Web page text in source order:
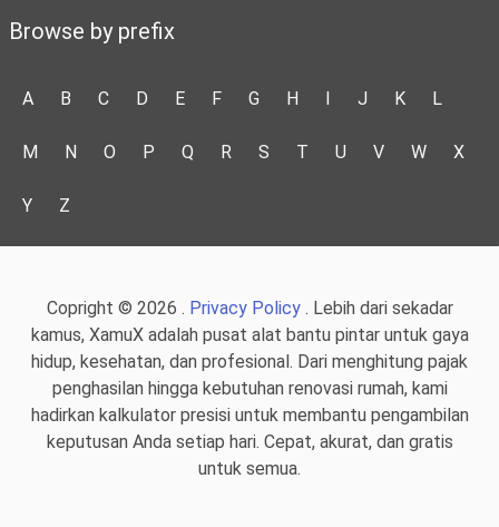
Browse by prefix
A B C D E F G H I J K L
M N O P Q R S T U V W X
Y Z
Copright © 2026 . Privacy Policy. Lebih dari sekadar
kamus, XamuX adalah pusat alat bantu pintar untuk gaya
hidup, kesehatan, dan profesional. Dari menghitung pajak
penghasilan hingga kebutuhan renovasi rumah, kami
hadirkan kalkulator presisi untuk membantu pengambilan
keputusan Anda setiap hari. Cepat, akurat, dan gratis
untuk semua.